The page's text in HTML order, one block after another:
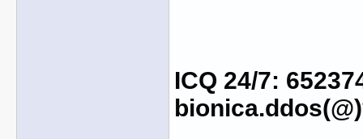
ICQ 24/7: